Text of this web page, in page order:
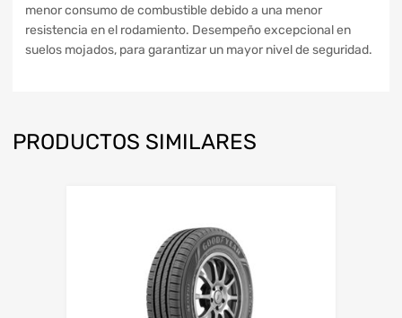
menor consumo de combustible debido a una menor
resistencia en el rodamiento. Desempeño excepcional en
suelos mojados, para garantizar un mayor nivel de seguridad.
PRODUCTOS SIMILARES